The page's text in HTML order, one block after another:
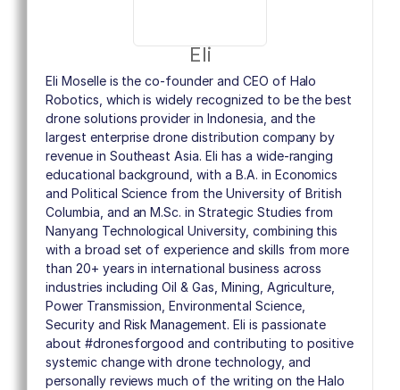
Eli
Eli Moselle is the co-founder and CEO of Halo
Robotics, which is widely recognized to be the best
drone solutions provider in Indonesia, and the
largest enterprise drone distribution company by
revenue in Southeast Asia. Eli has a wide-ranging
educational background, with a B.A. in Economics
and Political Science from the University of British
Columbia, and an M.Sc. in Strategic Studies from
Nanyang Technological University, combining this
with a broad set of experience and skills from more
than 20+ years in international business across
industries including Oil & Gas, Mining, Agriculture,
Power Transmission, Environmental Science,
Security and Risk Management. Eli is passionate
about #dronesforgood and contributing to positive
systemic change with drone technology, and
personally reviews much of the writing on the Halo